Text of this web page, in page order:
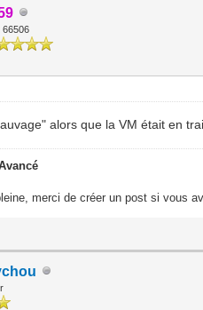
66506
alors que la VM était en
merci de créer un post si vous